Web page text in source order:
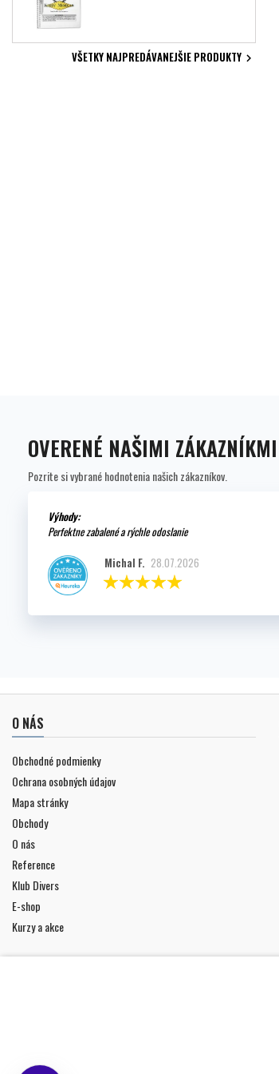
VŠETKY NAJPREDÁVANEJŠIE PRODUKTY 
OVERENÉ NAŠIMI ZÁKAZNÍKMI
Pozrite si vybrané hodnotenia našich zákazníkov.
Výhody:
Perfektne zabalené a rýchle odoslanie
Michal F. 28.07.2026
O NÁS
Obchodné podmienky
Ochrana osobných údajov
Mapa stránky
Obchody
O nás
Reference
Klub Divers
E-shop
Kurzy a akce